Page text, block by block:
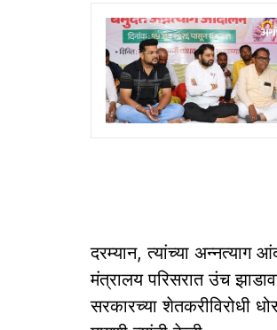
दरम्यान, त्यांच्या अन्नत्याग
मंत्रालय परिसरात उंच
सरकारच्या शेतकरीविरोधी